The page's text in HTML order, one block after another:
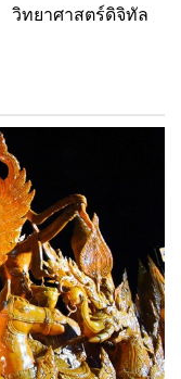
วิทยาศาสตร์ดิจิทัล